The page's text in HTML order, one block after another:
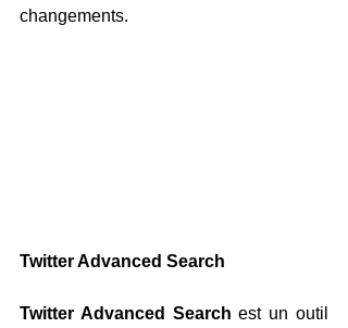
changements.
Twitter Advanced Search
Twitter Advanced Search est un outil